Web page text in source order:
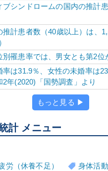
ブシンドロームの国内の推計
推計患者数（40歳以上）は、
別罹患率では、男女とも第2
率は31.9％、女性の未婚率は
年(2020)「国勢調査」より
もっと見る ▶
計 メニュー
労（休養不足）
身体活